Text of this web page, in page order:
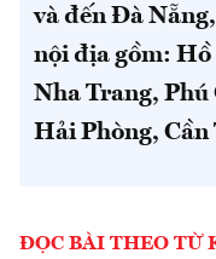
và đến Đà
nội địa gồm:
Nha Trang, Phú
Hải Phòng, Cần
ĐỌC BÀI THEO TỪ